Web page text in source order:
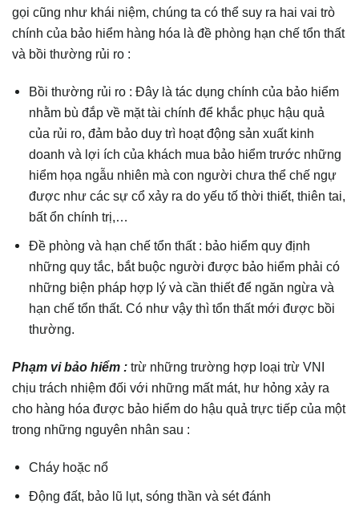
gọi cũng như khái niệm, chúng ta có thể suy ra hai vai trò
chính của bảo hiểm hàng hóa là đề phòng hạn chế tổn thất
và bồi thường rủi ro :
Bồi thường rủi ro : Đây là tác dụng chính của bảo hiểm
nhằm bù đắp về mặt tài chính để khắc phục hậu quả
của rủi ro, đảm bảo duy trì hoạt động sản xuất kinh
doanh và lợi ích của khách mua bảo hiểm trước những
hiểm họa ngẫu nhiên mà con người chưa thể chế ngự
được như các sự cổ xảy ra do yếu tố thời thiết, thiên tai,
bất ổn chính trị,…
Đề phòng và hạn chế tổn thất : bảo hiểm quy định
những quy tắc, bắt buộc người được bảo hiểm phải có
những biện pháp hợp lý và cần thiết để ngăn ngừa và
hạn chế tổn thất. Có như vậy thì tổn thất mới được bồi
thường.
Phạm vi bảo hiểm : trừ những trường hợp loại trừ VNI
chịu trách nhiệm đối với những mất mát, hư hỏng xảy ra
cho hàng hóa được bảo hiểm do hậu quả trực tiếp của một
trong những nguyên nhân sau :
Cháy hoặc nổ
Động đất, bảo lũ lụt, sóng thần và sét đánh